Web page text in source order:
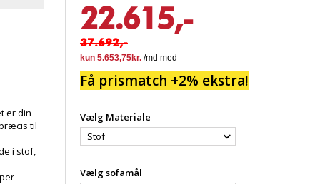
er din
til
i stof,
22.615,-
37.692,-
Få prismatch +2% ekstra!
Vælg Materiale
Stof
Vælg sofamål